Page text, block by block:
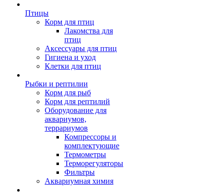
Птицы
Корм для птиц
Лакомства для
птиц
Аксессуары для птиц
Гигиена и уход
Клетки для птиц
Рыбки и рептилии
Корм для рыб
Корм для рептилий
Оборудование для
аквариумов,
террариумов
Компрессоры и
комплектующие
Термометры
Терморегуляторы
Фильтры
Аквариумная химия